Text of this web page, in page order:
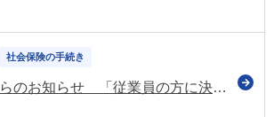
社会保険の手続き
日本年金機構からのお知らせ 「従業員の方に決定した「標準報酬月額」の通知をお願いします」などの情報を掲載（令和8年7月号）